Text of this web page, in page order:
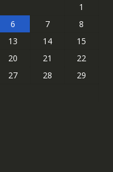
1
6 7
8
13 14
15
20 21
22
27 28
29